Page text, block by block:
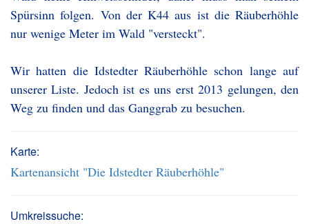
Spürsinn folgen. Von der K44 aus ist die Räuberhöhle
nur wenige Meter im Wald "versteckt".
Wir hatten die Idstedter Räuberhöhle schon lange auf
unserer Liste. Jedoch ist es uns erst 2013 gelungen, den
Weg zu finden und das Ganggrab zu besuchen.
Karte:
Kartenansicht "Die Idstedter Räuberhöhle"
Umkreissuche: